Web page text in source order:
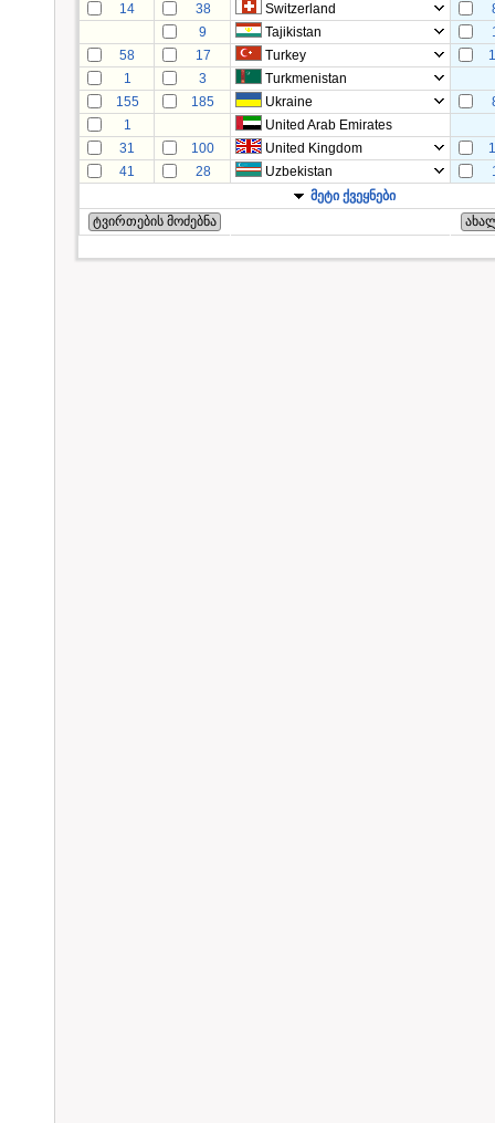
14
38 Switzerland
9
Tajikistan
58
17 Turkey
1
3
Turkmenistan
155
185 Ukraine
1
United Arab Emirates
31
100 United Kingdom
41
28 Uzbekistan
მეტი ქვეყნები